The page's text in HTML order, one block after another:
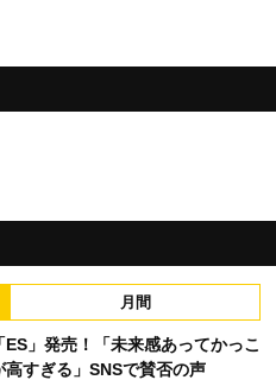
月間
ES」発売！「未来感あってかっこ
高すぎる」SNSで賛否の声